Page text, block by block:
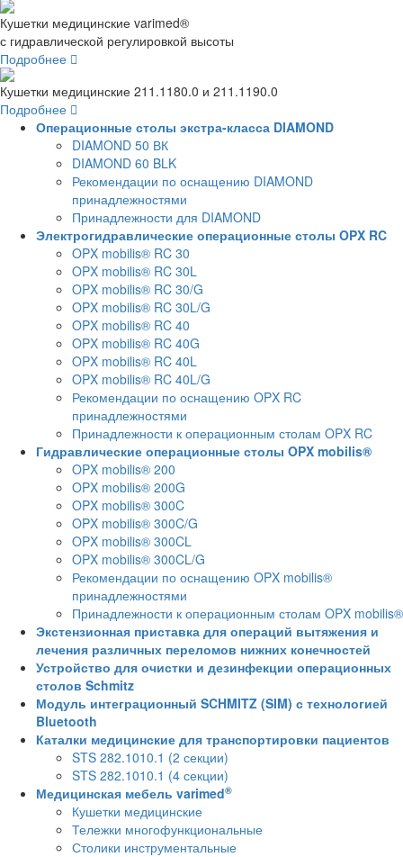
Кушетки медицинские varimed®
с гидравлической регулировкой высоты
Подробнее
Кушетки медицинские 211.1180.0 и 211.1190.0
Подробнее
Операционные столы экстра-класса DIAMOND
DIAMOND 50 ВК
DIAMOND 60 BLK
Рекомендации по оснащению DIAMOND
принадлежностями
Принадлежности для DIAMOND
Электрогидравлические операционные столы OPX RC
OPX mobilis® RC 30
OPX mobilis® RC 30L
OPX mobilis® RC 30/G
OPX mobilis® RC 30L/G
OPX mobilis® RC 40
OPX mobilis® RC 40G
OPX mobilis® RC 40L
OPX mobilis® RC 40L/G
Рекомендации по оснащению OPX RC
принадлежностями
Принадлежности к операционным столам OPX RC
Гидравлические операционные столы OPX mobilis®
OPX mobilis® 200
OPX mobilis® 200G
OPX mobilis® 300C
OPX mobilis® 300C/G
OPX mobilis® 300CL
OPX mobilis® 300CL/G
Рекомендации по оснащению OPX mobilis®
принадлежностями
Принадлежности к операционным столам OPX mobilis®
Экстензионная приставка для операций вытяжения и
лечения различных переломов нижних конечностей
Устройство для очистки и дезинфекции операционных
столов Schmitz
Модуль интеграционный SCHMITZ (SIM) с технологией
Bluetooth
Каталки медицинские для транспортировки пациентов
STS 282.1010.1 (2 секции)
STS 282.1010.1 (4 секции)
Медицинская мебель varimed®
Кушетки медицинские
Тележки многофункциональные
Столики инструментальные